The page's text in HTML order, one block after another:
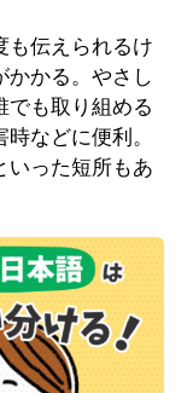
も伝えられるけ
かかる。やさし
でも取り組める
などに便利。
いった短所もあ